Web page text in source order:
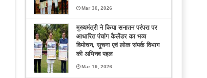
Mar 30, 2026
मुख्यमंत्री ने किया सनातन परंपरा पर
आधारित पंचांग कैलेंडर का भव्य
विमोचन, सूचना एवं लोक संपर्क विभाग
की अभिनव पहल
Mar 19, 2026